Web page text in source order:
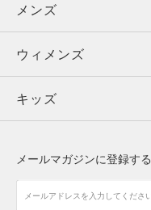
メンズ
ウィメンズ
キッズ
アクセサリー
メンズ
トップス
ボトムス
アクセサリー
ウィメンズ
トップス
シューズ
キッズ
メールマガジンに登録する